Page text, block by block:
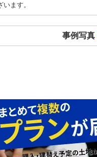
ます。
事例写真